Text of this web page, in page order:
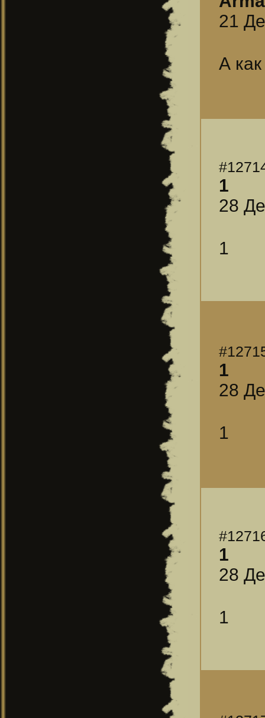
21
А
1
28
1
1
28
1
1
28
1